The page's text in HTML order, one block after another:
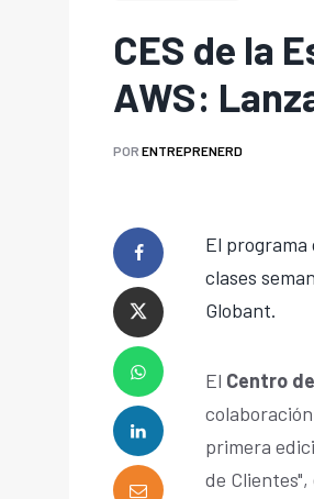
CES de la
AWS:
POR ENTREPRENERD
El
clases
Globant.
El Centro
primera
de